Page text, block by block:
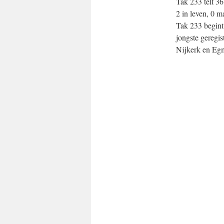
2 in leven, 0
Tak 233
jongste
Nijkerk en